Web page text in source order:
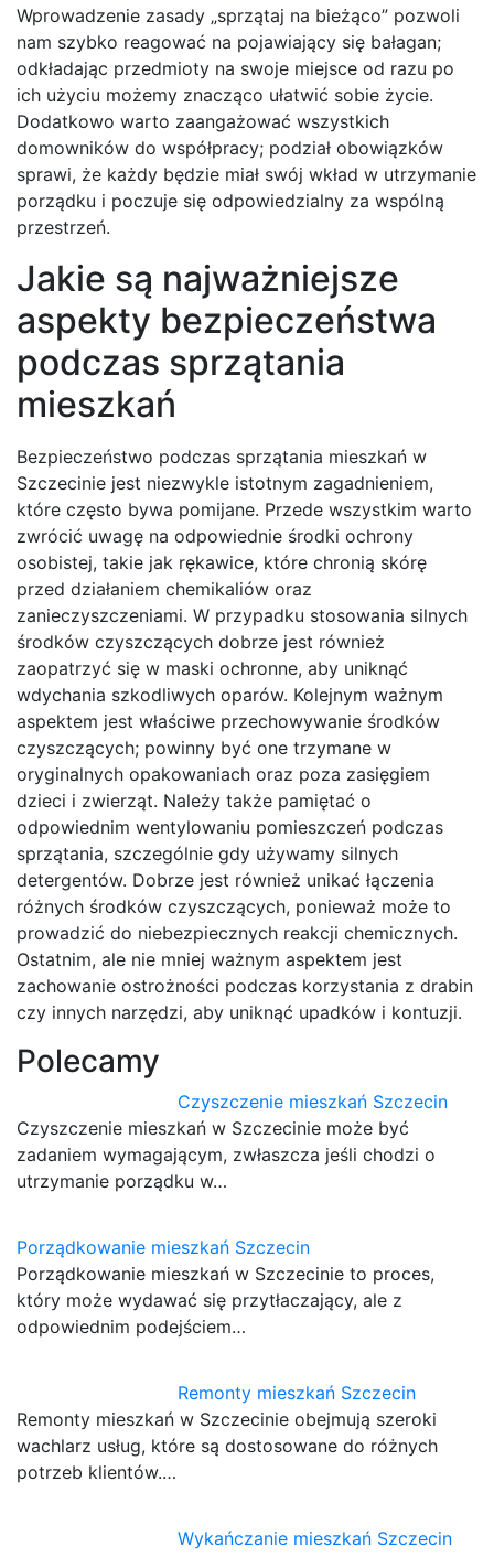
Wprowadzenie zasady „sprzątaj na bieżąco” pozwoli
nam szybko reagować na pojawiający się bałagan;
odkładając przedmioty na swoje miejsce od razu po
ich użyciu możemy znacząco ułatwić sobie życie.
Dodatkowo warto zaangażować wszystkich
domowników do współpracy; podział obowiązków
sprawi, że każdy będzie miał swój wkład w utrzymanie
porządku i poczuje się odpowiedzialny za wspólną
przestrzeń.
Jakie są najważniejsze
aspekty bezpieczeństwa
podczas sprzątania
mieszkań
Bezpieczeństwo podczas sprzątania mieszkań w
Szczecinie jest niezwykle istotnym zagadnieniem,
które często bywa pomijane. Przede wszystkim warto
zwrócić uwagę na odpowiednie środki ochrony
osobistej, takie jak rękawice, które chronią skórę
przed działaniem chemikaliów oraz
zanieczyszczeniami. W przypadku stosowania silnych
środków czyszczących dobrze jest również
zaopatrzyć się w maski ochronne, aby uniknąć
wdychania szkodliwych oparów. Kolejnym ważnym
aspektem jest właściwe przechowywanie środków
czyszczących; powinny być one trzymane w
oryginalnych opakowaniach oraz poza zasięgiem
dzieci i zwierząt. Należy także pamiętać o
odpowiednim wentylowaniu pomieszczeń podczas
sprzątania, szczególnie gdy używamy silnych
detergentów. Dobrze jest również unikać łączenia
różnych środków czyszczących, ponieważ może to
prowadzić do niebezpiecznych reakcji chemicznych.
Ostatnim, ale nie mniej ważnym aspektem jest
zachowanie ostrożności podczas korzystania z drabin
czy innych narzędzi, aby uniknąć upadków i kontuzji.
Polecamy
Czyszczenie mieszkań Szczecin
Czyszczenie mieszkań w Szczecinie może być
zadaniem wymagającym, zwłaszcza jeśli chodzi o
utrzymanie porządku w…
Porządkowanie mieszkań Szczecin
Porządkowanie mieszkań w Szczecinie to proces,
który może wydawać się przytłaczający, ale z
odpowiednim podejściem…
Remonty mieszkań Szczecin
Remonty mieszkań w Szczecinie obejmują szeroki
wachlarz usług, które są dostosowane do różnych
potrzeb klientów.…
Wykańczanie mieszkań Szczecin